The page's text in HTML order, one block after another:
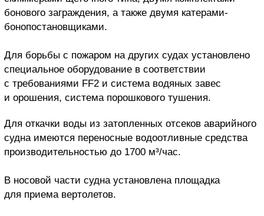
бонового заграждения, а также двумя катерами-
бонопостановщиками.
Для борьбы с пожаром на других судах установлено
специальное оборудование в соответствии
с требованиями FF2 и система водяных завес
и орошения, система порошкового тушения.
Для откачки воды из затопленных отсеков аварийного
судна имеются переносные водоотливные средства
производительностью до 1700 м³/час.
В носовой части судна установлена площадка
для приема вертолетов.